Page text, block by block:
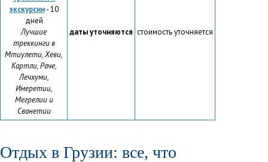
экскурсии- 10
дней
Лучшие
треккинги в
Мтиулети, Хеви,
Картли, Раче,
Лечхуми,
Имеретии,
Мегрелии и
Сванетии
даты уточняются стоимость уточняется
Отдых в Грузии: все, что